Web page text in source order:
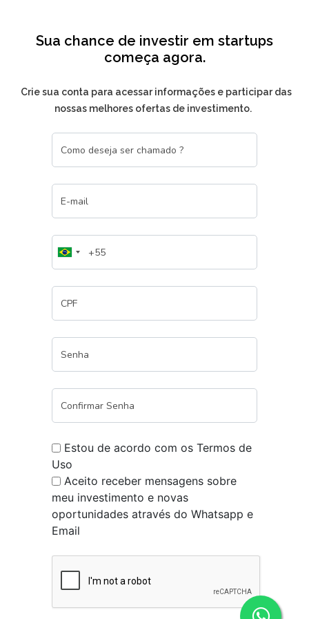
Sua chance de investir em startups
começa agora.
Crie sua conta para acessar informações e participar das
nossas melhores ofertas de investimento.
Estou de acordo com os Termos de
Uso
Aceito receber mensagens sobre
meu investimento e novas
oportunidades através do Whatsapp e
Email